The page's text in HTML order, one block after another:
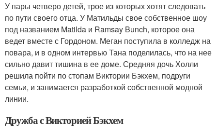
У пары четверо детей, трое из которых хотят следовать
по пути своего отца. У Матильды свое собственное шоу
под названием Matilda и Ramsay Bunch, которое она
ведет вместе с Гордоном. Меган поступила в колледж на
повара, и в одном интервью Тана поделилась, что на нее
сильно давит тишина в ее доме. Средняя дочь Холли
решила пойти по стопам Виктории Бэкхем, подруги
семьи, и занимается разработкой собственной модной
линии.
Дружба с Викторией Бэкхем